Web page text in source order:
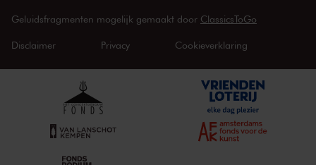
Geluidsfragmenten mogelijk gemaakt door ClassicsToGo
Disclaimer Privacy Cookieverklaring